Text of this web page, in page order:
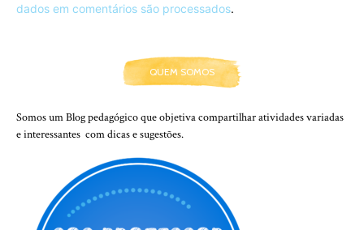
dados em comentários são processados.
QUEM SOMOS
Somos um Blog pedagógico que objetiva compartilhar atividades variadas
e interessantes com dicas e sugestões.